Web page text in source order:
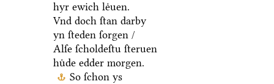
hyr ewich leͤuen.
Vnd doch ſtan darby
yn ſteden ſorgen /
Alſe ſcholdeſtu ſteruen
huͤde edder morgen.
So ſchon ys